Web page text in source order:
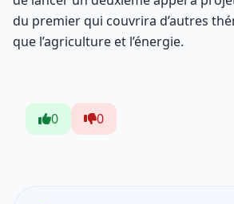
du premier qui couvrira d’autres
que l’agriculture et l’énergie.
0 0